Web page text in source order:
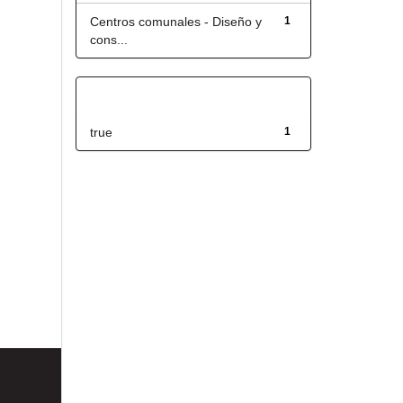
1
Centros comunales - Diseño y
cons...
1
true